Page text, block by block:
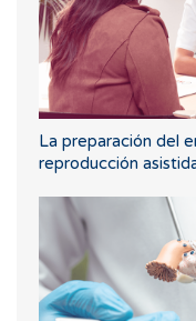
La preparación del
reproducción